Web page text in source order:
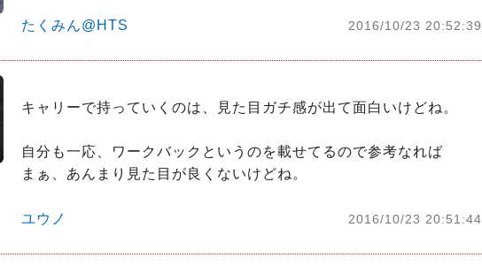
たくみん@HTS 2016/10/23 20:52:39
キャリーで持っていくのは、見た目ガチ感が出て面白いけどね。
自分も一応、ワークバックというのを載せてるので参考なれば
ユウノ 2016/10/23 20:51:44